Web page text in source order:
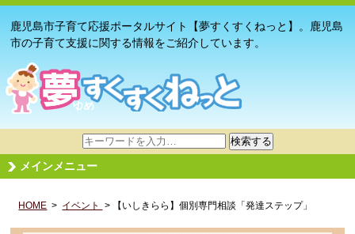
鹿児島市子育て応援ポータルサイト【夢すくすくねっと】。鹿児島
市の子育て支援に関する情報をご紹介しています。
サ
イ
ト
検
検索する
メインメニュー
HOME > イベント > 【いしきらら】個別専門相談「発達ステップ」